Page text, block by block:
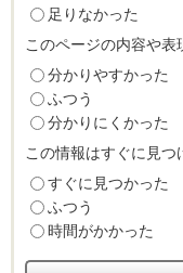
足りなかった
このページの内容や表
分かりやすかった
ふつう
分かりにくかった
この情報はすぐに見つ
すぐに見つかった
ふつう
時間がかかった